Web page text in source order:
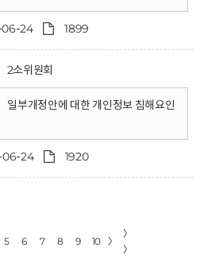
24 1899
2소위원회
일부개정안에 대한 개인정보 침해요인
24 1920
5 6 7 8 9 10 〉
〉
〉